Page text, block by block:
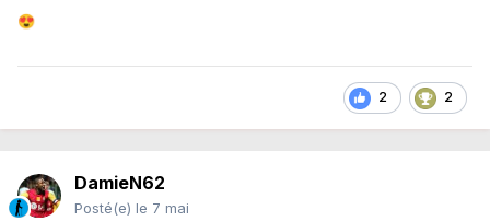
😍
2 2
DamieN62
Posté(e) le 7 mai